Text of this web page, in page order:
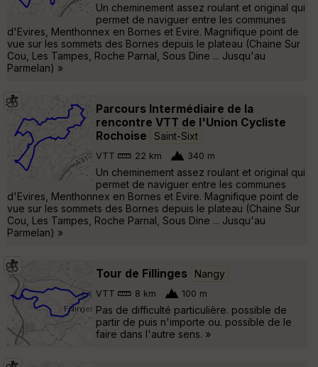
Un cheminement assez roulant et original qui
permet de naviguer entre les communes
d'Evires, Menthonnex en Bornes et Evire. Magnifique point de
vue sur les sommets des Bornes depuis le plateau (Chaine Sur
Cou, Les Tampes, Roche Parnal, Sous Dine ... Jusqu'au
Parmelan) »
Parcours Intermédiaire de la
rencontre VTT de l'Union Cycliste
Rochoise
Saint-Sixt
VTT 22 km 340 m
Un cheminement assez roulant et original qui
permet de naviguer entre les communes
d'Evires, Menthonnex en Bornes et Evire. Magnifique point de
vue sur les sommets des Bornes depuis le plateau (Chaine Sur
Cou, Les Tampes, Roche Parnal, Sous Dine ... Jusqu'au
Parmelan) »
Tour de Fillinges Nangy
VTT 8 km 100 m
Pas de difficulté particulière. possible de
partir de puis n'importe ou. possible de le
faire dans l'autre sens. »